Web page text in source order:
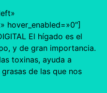
hover_enabled=»0″]
El hígado es el
y de gran importancia.
toxinas, ayuda a
de las que nos